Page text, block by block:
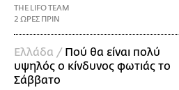
THE LIFO TEAM
2 ΩΡΕΣ ΠΡΙΝ
Ελλάδα / Πού θα είναι πολύ
υψηλός ο κίνδυνος φωτιάς το
Σάββατο